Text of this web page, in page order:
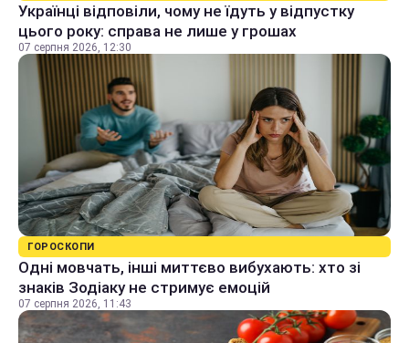
Українці відповіли, чому не їдуть у відпустку
цього року: справа не лише у грошах
07 серпня 2026, 12:30
ГОРОСКОПИ
Одні мовчать, інші миттєво вибухають: хто зі
знаків Зодіаку не стримує емоцій
07 серпня 2026, 11:43